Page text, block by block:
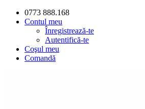
0773 888.168
Contul meu
Înregistrează-te
Autentifică-te
Coşul meu
Comandă